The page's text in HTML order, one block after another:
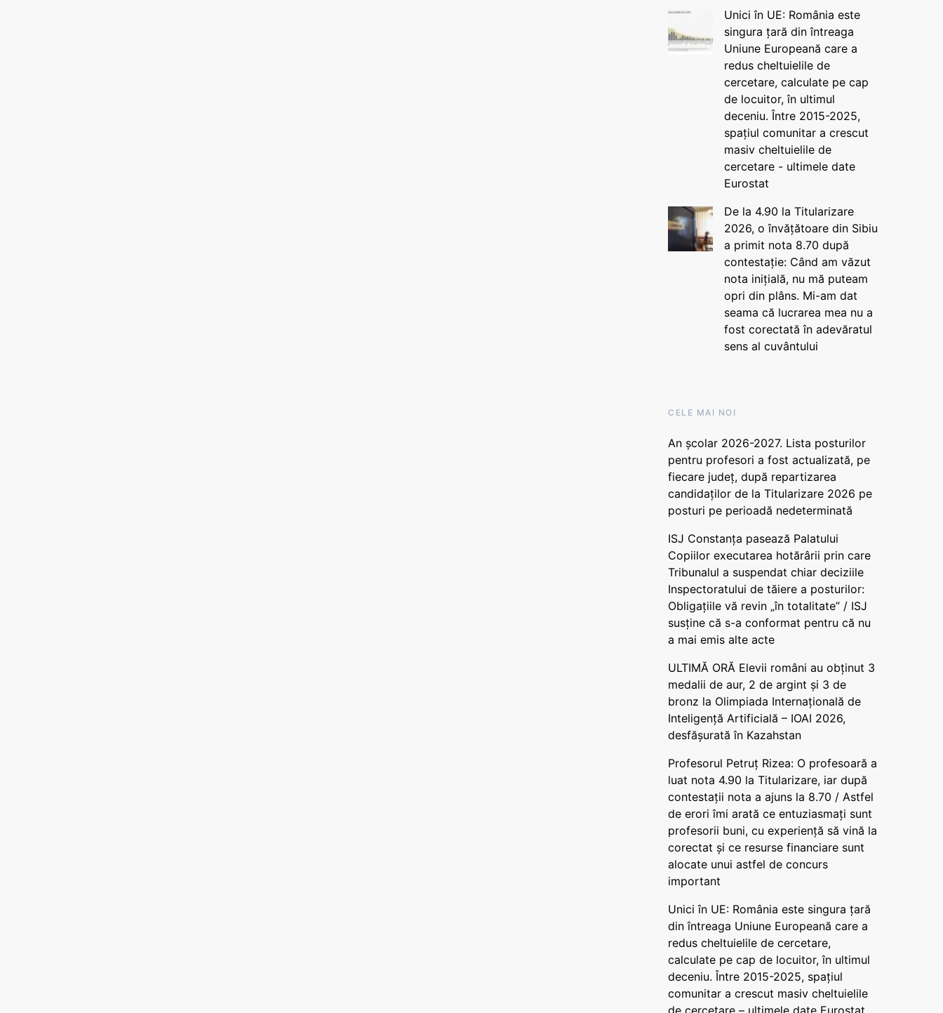
Unici în UE: România este
singura țară din întreaga
Uniune Europeană care a
redus cheltuielile de
cercetare, calculate pe cap
de locuitor, în ultimul
deceniu. Între 2015-2025,
spațiul comunitar a crescut
masiv cheltuielile de
cercetare - ultimele date
Eurostat
De la 4.90 la Titularizare
2026, o învățătoare din Sibiu
a primit nota 8.70 după
contestație: Când am văzut
nota inițială, nu mă puteam
opri din plâns. Mi-am dat
seama că lucrarea mea nu a
fost corectată în adevăratul
sens al cuvântului
CELE MAI NOI
An școlar 2026-2027. Lista posturilor
pentru profesori a fost actualizată, pe
fiecare județ, după repartizarea
candidaților de la Titularizare 2026 pe
posturi pe perioadă nedeterminată
ISJ Constanța pasează Palatului
Copiilor executarea hotărârii prin care
Tribunalul a suspendat chiar deciziile
Inspectoratului de tăiere a posturilor:
Obligațiile vă revin „în totalitate” / ISJ
susține că s-a conformat pentru că nu
a mai emis alte acte
ULTIMĂ ORĂ Elevii români au obținut 3
medalii de aur, 2 de argint și 3 de
bronz la Olimpiada Internațională de
Inteligență Artificială – IOAI 2026,
desfășurată în Kazahstan
Profesorul Petruț Rizea: O profesoară a
luat nota 4.90 la Titularizare, iar după
contestații nota a ajuns la 8.70 / Astfel
de erori îmi arată ce entuziasmați sunt
profesorii buni, cu experiență să vină la
corectat și ce resurse financiare sunt
alocate unui astfel de concurs
important
Unici în UE: România este singura țară
din întreaga Uniune Europeană care a
redus cheltuielile de cercetare,
calculate pe cap de locuitor, în ultimul
deceniu. Între 2015-2025, spațiul
comunitar a crescut masiv cheltuielile
de cercetare – ultimele date Eurostat